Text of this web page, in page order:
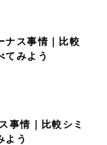
ナス事情｜比較
てみよう
事情｜比較シミ
よう